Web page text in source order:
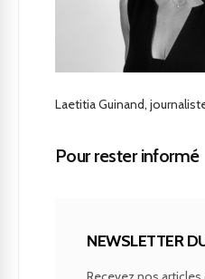
Laetitia Guinand,
Pour rester informé
NEWSLETTER